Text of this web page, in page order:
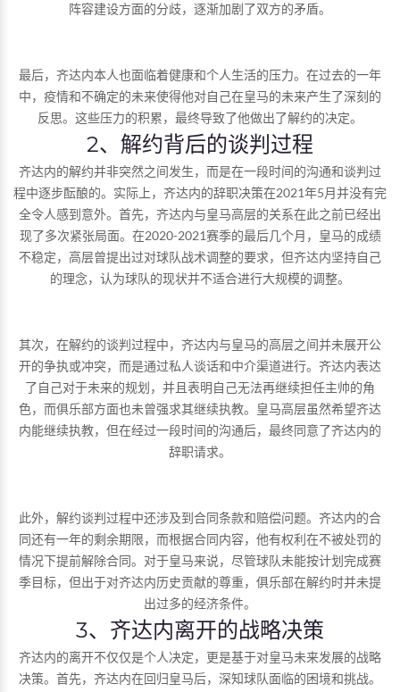
阵容建设方面的分歧，逐渐加剧了双方的矛盾。
最后，齐达内本人也面临着健康和个人生活的压力。在过去的一年
中，疫情和不确定的未来使得他对自己在皇马的未来产生了深刻的
反思。这些压力的积累，最终导致了他做出了解约的决定。
2、解约背后的谈判过程
齐达内的解约并非突然之间发生，而是在一段时间的沟通和谈判过
程中逐步酝酿的。实际上，齐达内的辞职决策在2021年5月并没有完
全令人感到意外。首先，齐达内与皇马高层的关系在此之前已经出
现了多次紧张局面。在2020-2021赛季的最后几个月，皇马的成绩
不稳定，高层曾提出过对球队战术调整的要求，但齐达内坚持自己
的理念，认为球队的现状并不适合进行大规模的调整。
其次，在解约的谈判过程中，齐达内与皇马的高层之间并未展开公
开的争执或冲突，而是通过私人谈话和中介渠道进行。齐达内表达
了自己对于未来的规划，并且表明自己无法再继续担任主帅的角
色，而俱乐部方面也未曾强求其继续执教。皇马高层虽然希望齐达
内能继续执教，但在经过一段时间的沟通后，最终同意了齐达内的
辞职请求。
此外，解约谈判过程中还涉及到合同条款和赔偿问题。齐达内的合
同还有一年的剩余期限，而根据合同内容，他有权利在不被处罚的
情况下提前解除合同。对于皇马来说，尽管球队未能按计划完成赛
季目标，但出于对齐达内历史贡献的尊重，俱乐部在解约时并未提
出过多的经济条件。
3、齐达内离开的战略决策
齐达内的离开不仅仅是个人决定，更是基于对皇马未来发展的战略
决策。首先，齐达内在回归皇马后，深知球队面临的困境和挑战。